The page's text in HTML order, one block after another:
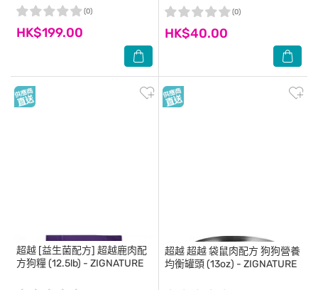
HK$199.00
(0)
HK$40.00
(0)
超越 [益生菌配方] 超越鹿肉配
方狗糧 (12.5lb) - ZIGNATURE
超越超越 袋鼠肉配方 狗狗營養
均衡罐頭 (13oz) - ZIGNATURE